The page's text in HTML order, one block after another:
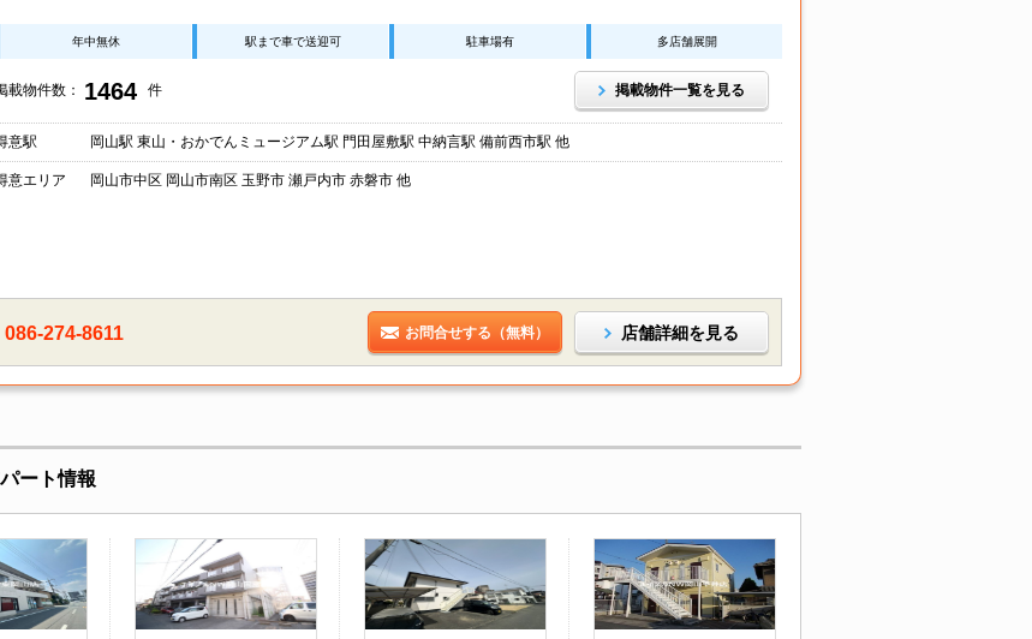
年中無休 駅まで車で送迎可 駐車場有 多店舗展開
載物件数： 1464 件 掲載物件一覧を見る
意駅 岡山駅 東山・おかでんミュージアム駅 門田屋敷駅 中納言駅 備前西市駅 他
意エリア 岡山市中区 岡山市南区 玉野市 瀬戸内市 赤磐市 他
086-274-8611 お問合せする（無料） 店舗詳細を見る
ート情報